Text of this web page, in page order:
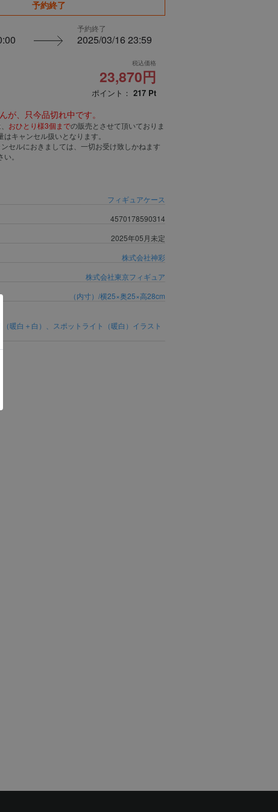
予約終了
予約終了
2025/03/16 23:59
税込価格
23,870円
ポイント： 217 Pt
が、只今品切れ中です。
おひとり様3個までの販売とさせて頂いておりま
キャンセル扱いとなります。
セルにおきましては、一切お受け致しかねます
。
フィギュアケース
4570178590314
2025年05月未定
株式会社神彩
株式会社東京フィギュア
（内寸）/横25×奥25×高28cm
（暖白＋白）、スポットライト（暖白）イラスト